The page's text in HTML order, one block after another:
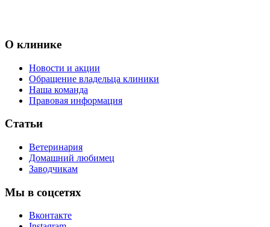
О клинике
Новости и акции
Обращение владельца клиники
Наша команда
Правовая информация
Статьи
Ветеринария
Домашний любимец
Заводчикам
Мы в соцсетях
Вконтакте